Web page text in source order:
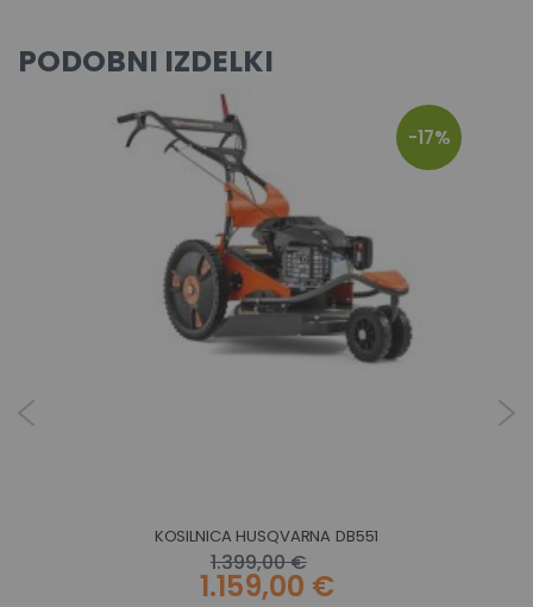
PODOBNI IZDELKI
-17%
KOSILNICA HUSQVARNA DB551
1.399,00 €
1.159,00 €